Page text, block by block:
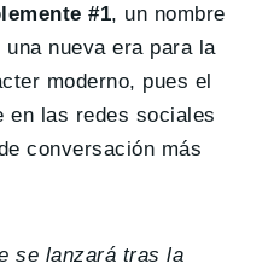
#1, un nombre
nueva era para la
moderno, pues el
en las redes sociales
conversación más
se lanzará tras la